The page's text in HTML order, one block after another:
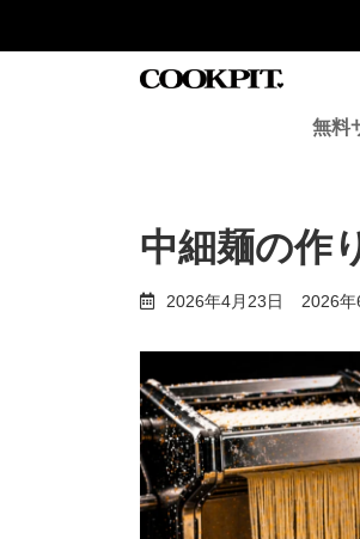
無料
中細麺の作
2026年4月23日
最
終
新
日
時
:
2026年